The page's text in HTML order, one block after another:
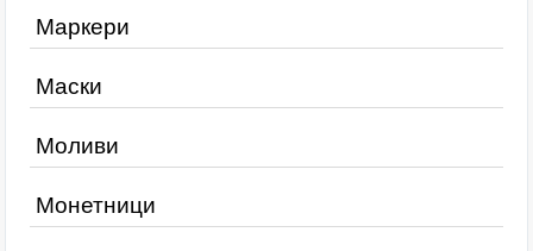
Маркери
Маски
Моливи
Монетници